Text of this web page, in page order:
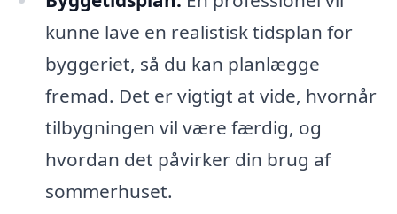
kunne lave en realistisk tidsplan for
byggeriet, så du kan planlægge
fremad. Det er vigtigt at vide, hvornår
tilbygningen vil være færdig, og
hvordan det påvirker din brug af
sommerhuset.